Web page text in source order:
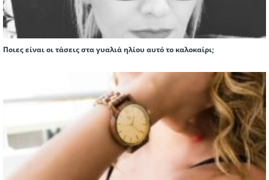
Ποιες είναι οι τάσεις στα γυαλιά ηλίου αυτό το καλοκαίρι;